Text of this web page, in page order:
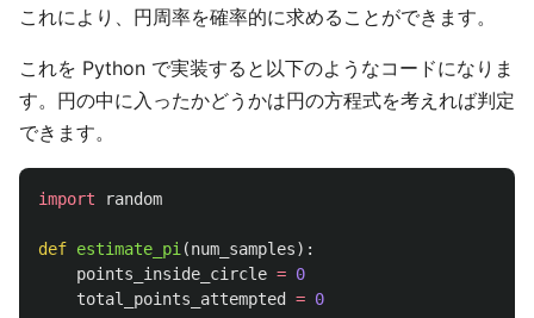
これにより、円周率を確率的に求めることができます。
これを Python で実装すると以下のようなコードになりま
す。円の中に入ったかどうかは円の方程式を考えれば判定
できます。
import random
def estimate_pi (num_samples):
points_inside_circle = 0
total_points_attempted
= 0